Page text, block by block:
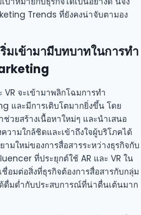
Trends ที่ยังคงน่าจับตามอง
ริ่มเข้ามามีบทบาทในการทำ
VR จะเข้ามาพลิกโฉมการทำ
และมีการเติบโตมากยิ่งขึ้น โดย
ช่วยสร้างเนื้อหาใหม่ๆ และนำเสนอ
วามใกล้ชิดและเข้าถึงใจผู้บริโภคได้
มใหม่ของการสื่อสารระหว่างธุรกิจกับ
ที่ประยุกต์ใช้ AR และ VR ใน
ชื่อมต่อสิ่งที่ธุรกิจต้องการสื่อสารกับกลุ่ม
ดื่มด่ำกับประสบการณ์ที่น่าตื่นเต้นมาก